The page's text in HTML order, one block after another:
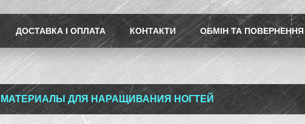
ДОСТАВКА І ОПЛАТА КОНТАКТИ ОБМІН ТА ПОВЕРНЕННЯ
МАТЕРИАЛЫ ДЛЯ НАРАЩИВАНИЯ НОГТЕЙ